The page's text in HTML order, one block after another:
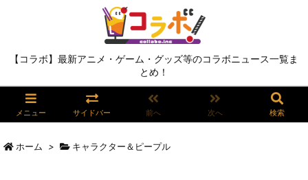
【コラボ】最新アニメ・ゲーム・グッズ等のコラボニュース一覧ま
とめ！
メニュー サイドバー 前へ 次へ 検索
ホーム > キャラクター＆ピープル